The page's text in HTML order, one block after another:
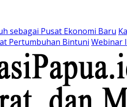
sebagai Pusat Ekonomi Baru
Pertumbuhan Bintuni Webinar